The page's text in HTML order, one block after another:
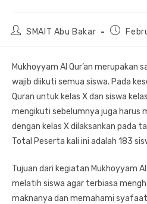
PostSMAIT Abu Bakar
Post
Mukhoyyam Al Qur’an merupakan
wajib diikuti semua siswa. Pada
Quran untuk kelas X dan siswa
mengikuti sebelumnya juga harus
dengan kelas X dilaksankan pada
Total Peserta kali ini adalah 183
Tujuan dari kegiatan Mukhoyyam
melatih siswa agar terbiasa
maknanya dan memahami